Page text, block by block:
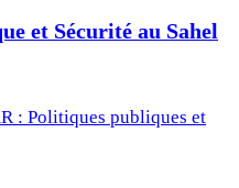
et Sécurité au Sahel